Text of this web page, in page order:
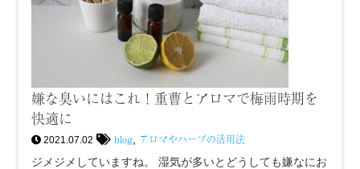
嫌な臭いにはこれ！重曹とアロマで梅雨時期を
快適に
2021.07.02 blog アロマやハーブの活用法
ジメジメしていますね。 湿気が多いとどうしても嫌なにお